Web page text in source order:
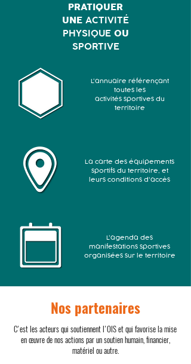
PRATIQUER
UNE ACTIVITÉ
PHYSIQUEOU
SPORTIVE
L'annuaire référençant
toutes les
activités sportives du
territoire
La carte des équipements
sportifs du territoire, et
leurs conditions d'accès
L'agenda des
manifestations sportives
organisées sur le territoire
Nos partenaires
C'est les acteurs qui soutiennent l'OIS et qui favorise la mise
en œuvre de nos actions par un soutien humain, financier,
matériel ou autre.